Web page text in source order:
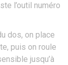
l’outil numéro
dos, on place
puis on roule
jusqu’à